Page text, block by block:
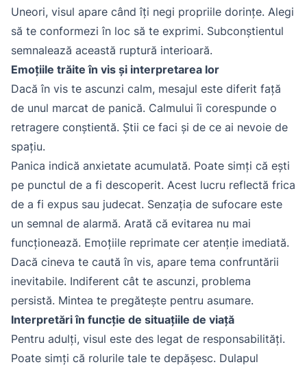
Uneori, visul apare când îți negi propriile dorințe. Alegi
să te conformezi în loc să te exprimi. Subconștientul
semnalează această ruptură interioară.
Emoțiile trăite în vis și interpretarea lor
Dacă în vis te ascunzi calm, mesajul este diferit față
de unul marcat de panică. Calmului îi corespunde o
retragere conștientă. Știi ce faci și de ce ai nevoie de
spațiu.
Panica indică anxietate acumulată. Poate simți că ești
pe punctul de a fi descoperit. Acest lucru reflectă frica
de a fi expus sau judecat. Senzația de sufocare este
un semnal de alarmă. Arată că evitarea nu mai
funcționează. Emoțiile reprimate cer atenție imediată.
Dacă cineva te caută în vis, apare tema confruntării
inevitabile. Indiferent cât te ascunzi, problema
persistă. Mintea te pregătește pentru asumare.
Interpretări în funcție de situațiile de viață
Pentru adulți, visul este des legat de responsabilități.
Poate simți că rolurile tale te depășesc. Dulapul